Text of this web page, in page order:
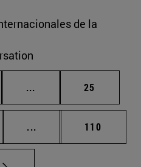
de la
... Páginas intermedias
Página
25
... Páginas intermedias
Página
110